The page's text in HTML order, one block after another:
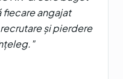
fiecare angajat
și pierdere
"